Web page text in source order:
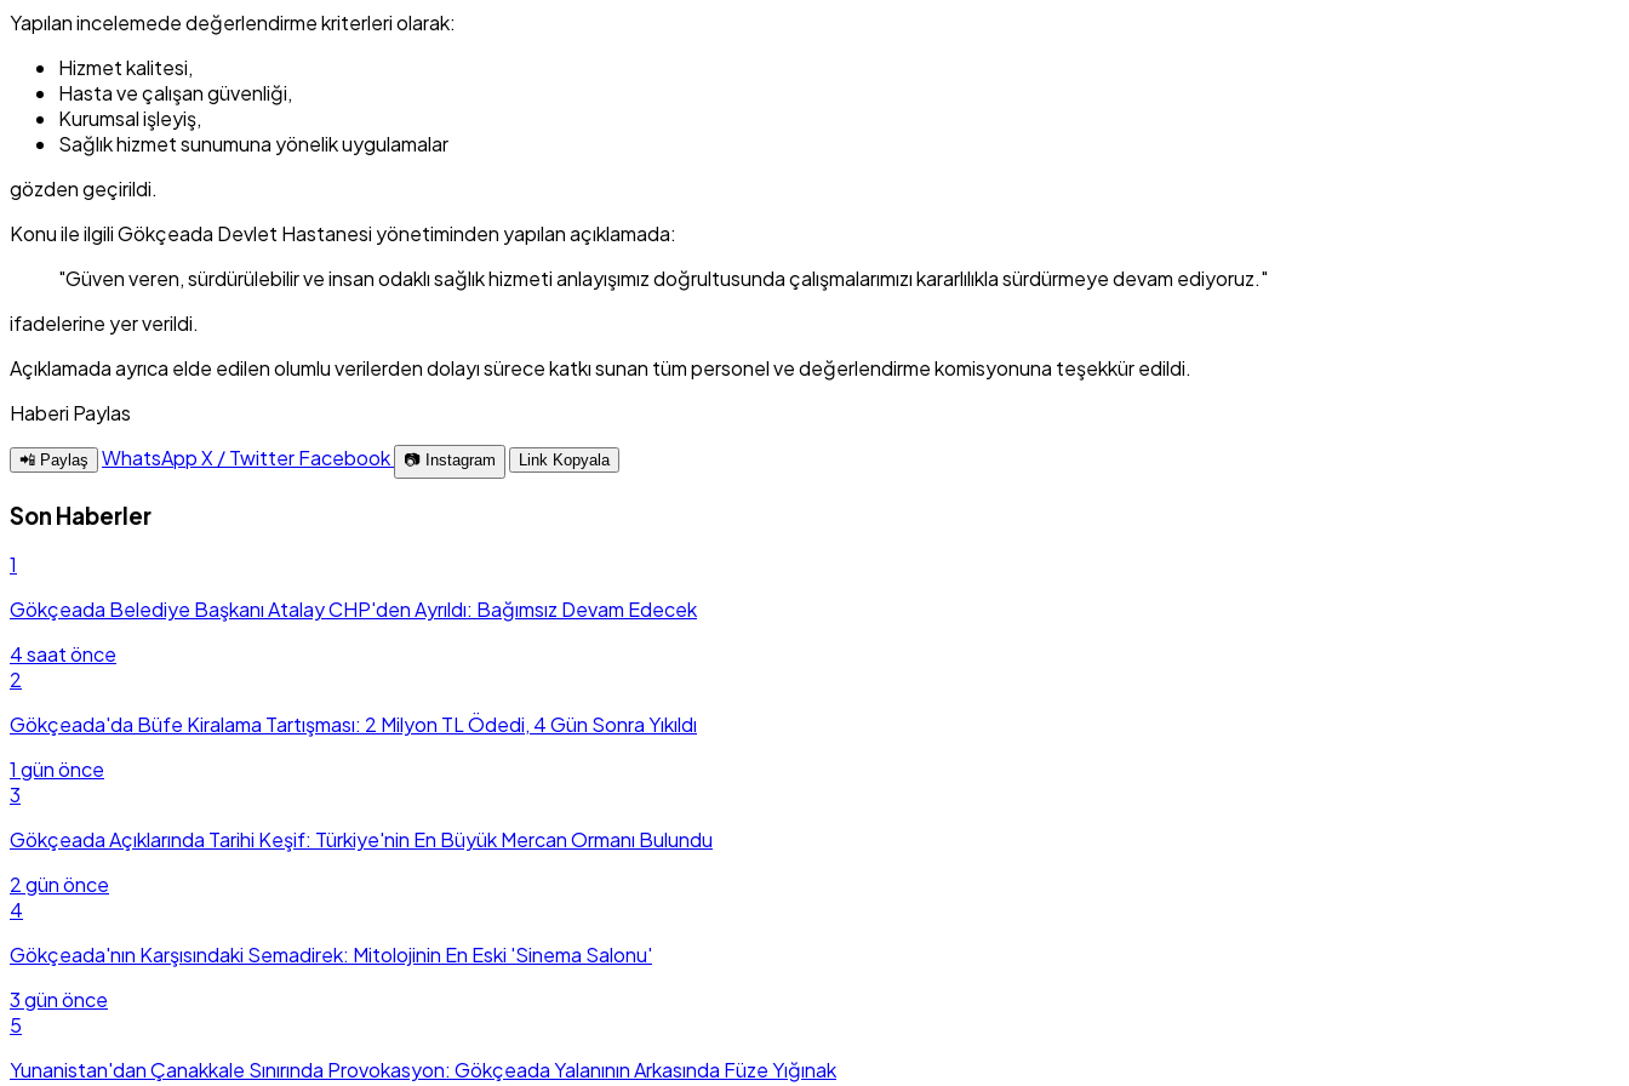
Yapılan incelemede değerlendirme kriterleri olarak:
Hizmet kalitesi,
Hasta ve çalışan güvenliği,
Kurumsal işleyiş,
Sağlık hizmet sunumuna yönelik uygulamalar
gözden geçirildi.
Konu ile ilgili Gökçeada Devlet Hastanesi yönetiminden yapılan açıklamada:
"Güven veren, sürdürülebilir ve insan odaklı sağlık hizmeti anlayışımız doğrultusunda çalışmalarımızı kararlılıkla sürdürmeye devam ediyoruz."
ifadelerine yer verildi.
Açıklamada ayrıca elde edilen olumlu verilerden dolayı sürece katkı sunan tüm personel ve değerlendirme komisyonuna teşekkür edildi.
Haberi Paylas
📲 Paylaş WhatsAppX / TwitterFacebook 📷 Instagram Link Kopyala
Son Haberler
1
Gökçeada Belediye Başkanı Atalay CHP'den Ayrıldı: Bağımsız Devam Edecek
4 saat önce
2
Gökçeada'da Büfe Kiralama Tartışması: 2 Milyon TL Ödedi, 4 Gün Sonra Yıkıldı
1 gün önce
3
Gökçeada Açıklarında Tarihi Keşif: Türkiye'nin En Büyük Mercan Ormanı Bulundu
2 gün önce
4
Gökçeada'nın Karşısındaki Semadirek: Mitolojinin En Eski 'Sinema Salonu'
3 gün önce
5
Yunanistan'dan Çanakkale Sınırında Provokasyon: Gökçeada Yalanının Arkasında Füze Yığınak